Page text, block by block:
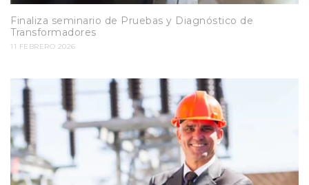
Finaliza seminario de Pruebas y Diagnóstico de
Transformadores
11 FEBRERO 2026